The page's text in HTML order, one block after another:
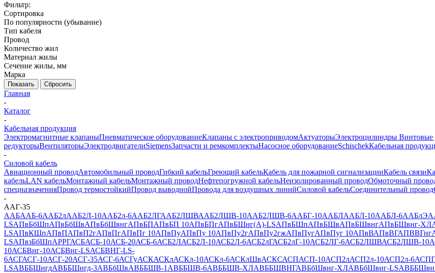
Фильтр:
Сортировка
По популярности (убывание)
Тип кабеля
Провод
Количество жил
Материал жилы
Сечение жилы, мм
Марка
Показать Сбросить
Главная
-
Каталог
-
Кабельная продукция
Электромагнитные клапаныПневматическое оборудованиеКлапаны с электроприводомАктуаторыЭлектроцилиндры Винтовые
редукторыВентиляторыЭлектродвигателиSiemensЗапчасти и ремкомплектыНасосное оборудованиеSchischekКабельная
-
Силовой кабель
Авиационный проводАвтомобильный проводГибкий кабельГреющий кабельКабель для пожарной сигнализацииКабель связи
кабельLAN кабельМонтажный кабельМонтажный проводНефтепогружной кабельНеизолированный проводОбмоточный
спецназначенияПровод термостойкийПровод выводнойПровода для воздушных линийСиловой кабельСоединительный провод
-
ААГ-35
ААБААБ-6ААБ2лААБ2Л-10ААБ2л-6ААБ2ЛГААБ2ЛШВААБ2ЛШВ-10ААБ2ЛШВ-6ААБГ-10ААБЛААБЛ-10ААБЛ-6ААБлЭ
LSАПвБбШпАПвБбШвАПвБбШвнгАПвБПАПвБП 10АПвБПгАПвБШнг(А)-LSАПвБШпАПвБШвАПвБШвнгАПвБШвнг-ХЛ
LSАПвКШпАПвПАПвП2гАПвПгАПвПг 10АПвПуАПвПу 10АПвПу2гАПвПу2гжАПвПугАПвПуг 10АПвВАПвВГАПВВГнг
LSАПвзБбШпАРРГАСБАСБ-10АСБ-20АСБ-6АСБ2ЛАСБ2Л-10АСБ2Л-6АСБ2лГАСБ2лГ-10АСБ2ЛГ-6АСБ2ЛШВАСБ2ЛШВ-10
10АСБВнг-10АСБВнг-LSАСБВНГ-LS-
6АСГАСГ-10АСГ-20АСГ-35АСГ-6АСГуАСКАСКлАСКл-10АСКл-6АСКлШвАСКСАСПАСП-10АСП2лАСП2л-10АСП2л-6АСПГ
LSАВББШнгдАВББШнгд-3АВБбШвАВББШВ-1 АВББШВ-6АВББШВ-ХЛАВББШВНГАВБбШвнг-ХЛАВБбШвнг-LS